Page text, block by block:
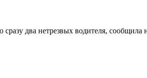
два нетрезвых водителя, сообщила